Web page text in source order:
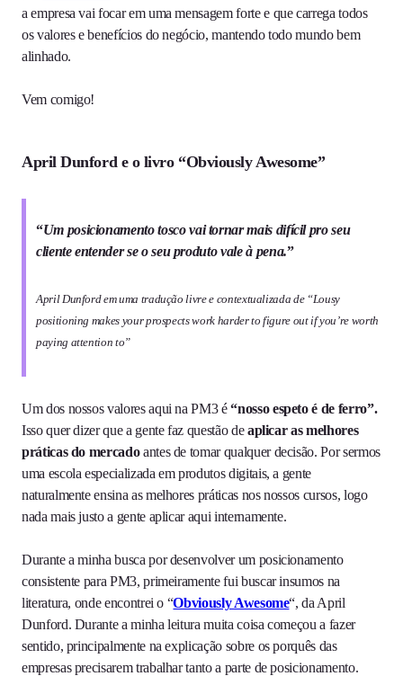
a empresa vai focar em uma mensagem forte e que carrega todos
os valores e benefícios do negócio, mantendo todo mundo bem
alinhado.
Vem comigo!
April Dunford e o livro “Obviously Awesome”
“Um posicionamento tosco vai tornar mais difícil pro seu
cliente entender se o seu produto vale à pena.”
April Dunford em uma tradução livre e contextualizada de “Lousy
positioning makes your prospects work harder to figure out if you’re worth
paying attention to”
Um dos nossos valores aqui na PM3 é“nosso espeto é de ferro”.
Isso quer dizer que a gente faz questão deaplicar as melhores
práticas do mercadoantes de tomar qualquer decisão. Por sermos
uma escola especializada em produtos digitais, a gente
naturalmente ensina as melhores práticas nos nossos cursos, logo
nada mais justo a gente aplicar aqui internamente.
Durante a minha busca por desenvolver um posicionamento
consistente para PM3, primeiramente fui buscar insumos na
literatura, onde encontrei o “Obviously Awesome“, da April
Dunford. Durante a minha leitura muita coisa começou a fazer
sentido, principalmente na explicação sobre os porquês das
empresas precisarem trabalhar tanto a parte de posicionamento.